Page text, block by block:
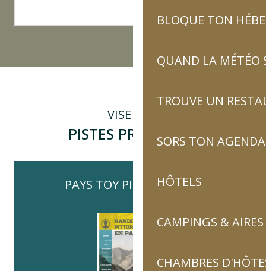
BLOQUE TON
QUAND LA MÉTÉO
TROUVE UN
SORS TON AGENDA
HÔTELS
CAMPINGS &
CHAMBRES
VISE NOS
PISTES PRATIQUES
PAYS TOY PITTORESQUE